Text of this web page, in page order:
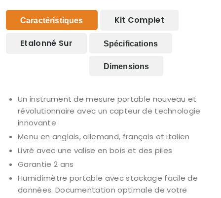
Caractéristiques Kit Complet
Etalonné Sur Spécifications
Dimensions
Un instrument de mesure portable nouveau et
révolutionnaire avec un capteur de technologie
innovante
Menu en anglais, allemand, français et italien
Livré avec une valise en bois et des piles
Garantie 2 ans
Humidimètre portable avec stockage facile de
données. Documentation optimale de votre